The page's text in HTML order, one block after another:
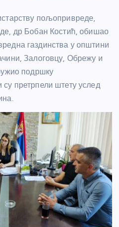
пољопривреде,
др Бобан Костић, обишао
газдинства у општини
Залоговцу, Обрежу и
подршку
претрпели штету услед